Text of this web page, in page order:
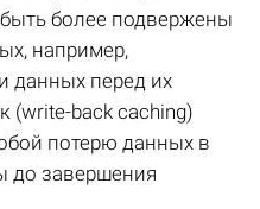
более подвержены
например,
данных перед их
(write-back caching)
потерю данных в
до завершения